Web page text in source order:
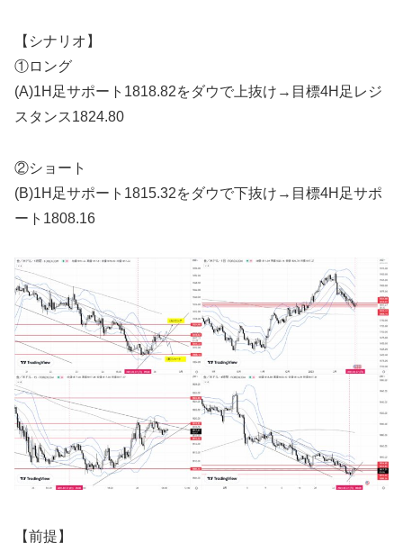
【シナリオ】
①ロング
(A)1H足サポート1818.82をダウで上抜け→目標4H足レジ
スタンス1824.80
②ショート
(B)1H足サポート1815.32をダウで下抜け→目標4H足サポ
ート1808.16
【前提】